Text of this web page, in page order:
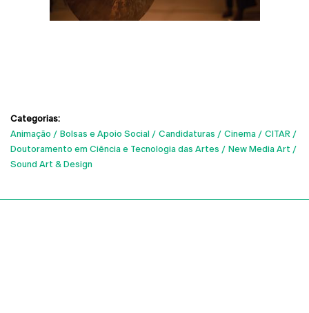
Categorias:
Animação
Bolsas e Apoio Social Candidaturas Cinema
CITAR
Doutoramento em Ciência e Tecnologia das Artes
New Media Art
Sound Art & Design